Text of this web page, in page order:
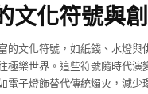
文化符號與
的文化符號，如紙錢、水燈
極樂世界。這些符號隨時代
電子燈飾替代傳統燭火，減